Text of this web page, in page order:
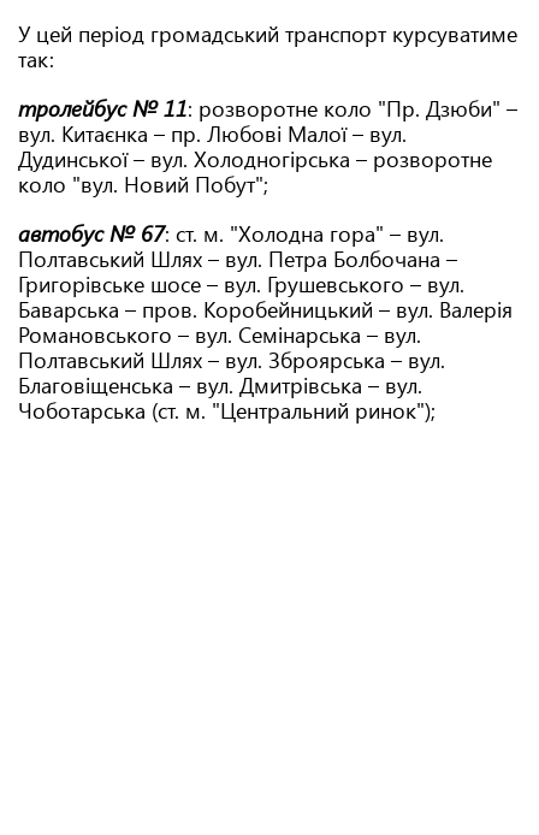
У цей період громадський транспорт курсуватиме
так:
тролейбус № 11: розворотне коло "Пр. Дзюби" –
вул. Китаєнка – пр. Любові Малої – вул.
Дудинської – вул. Холодногірська – розворотне
коло "вул. Новий Побут";
автобус № 67: ст. м. "Холодна гора" – вул.
Полтавський Шлях – вул. Петра Болбочана –
Григорівське шосе – вул. Грушевського – вул.
Баварська – пров. Коробейницький – вул. Валерія
Романовського – вул. Семінарська – вул.
Полтавський Шлях – вул. Зброярська – вул.
Благовіщенська – вул. Дмитрівська – вул.
Чоботарська (ст. м. "Центральний ринок");